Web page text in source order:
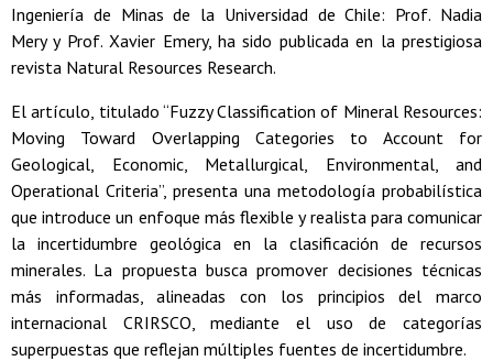
Ingeniería de Minas de la Universidad de Chile: Prof. Nadia
Mery y Prof. Xavier Emery, ha sido publicada en la prestigiosa
revista Natural Resources Research.
El artículo, titulado “Fuzzy Classification of Mineral Resources:
Moving Toward Overlapping Categories to Account for
Geological, Economic, Metallurgical, Environmental, and
Operational Criteria”, presenta una metodología probabilística
que introduce un enfoque más flexible y realista para comunicar
la incertidumbre geológica en la clasificación de recursos
minerales. La propuesta busca promover decisiones técnicas
más informadas, alineadas con los principios del marco
internacional CRIRSCO, mediante el uso de categorías
superpuestas que reflejan múltiples fuentes de incertidumbre.